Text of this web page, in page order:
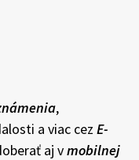
,
a viac cez E-
aj vmobilnej